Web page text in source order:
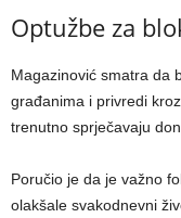
Optužbe za
Magazinović smatra da
građanima i privredi
trenutno sprječavaju
Poručio je da je važno
olakšale svakodnevni